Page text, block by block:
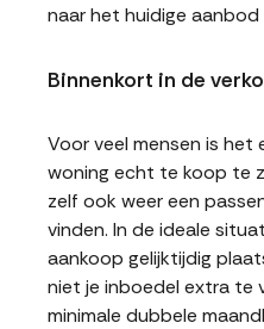
naar het huidige
Binnenkort in de
Voor veel mensen is
woning echt te koop te
zelf ook weer een
vinden. In de ideale
aankoop gelijktijdig
niet je inboedel extra te
minimale dubbele